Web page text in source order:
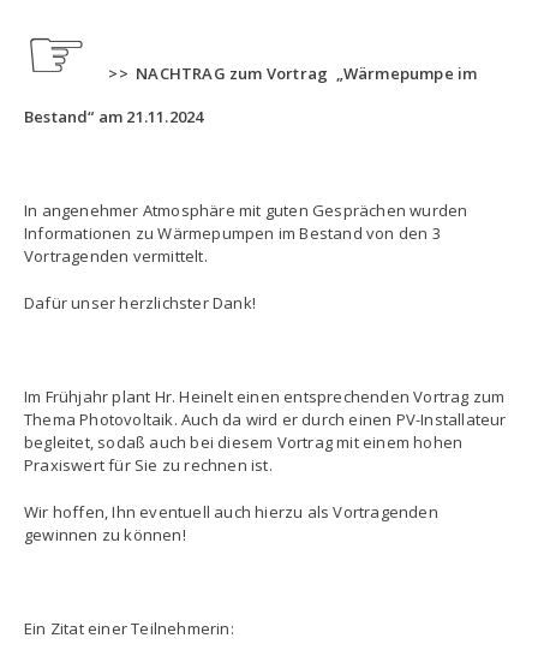
☞
>> NACHTRAG zum Vortrag „Wärmepumpe im
Bestand“ am 21.11.2024
In angenehmer Atmosphäre mit guten Gesprächen wurden
Informationen zu Wärmepumpen im Bestand von den 3
Vortragenden vermittelt.
Dafür unser herzlichster Dank!
Im Frühjahr plant Hr. Heinelt einen entsprechenden Vortrag zum
Thema Photovoltaik. Auch da wird er durch einen PV-Installateur
begleitet, sodaß auch bei diesem Vortrag mit einem hohen
Praxiswert für Sie zu rechnen ist.
Wir hoffen, Ihn eventuell auch hierzu als Vortragenden
gewinnen zu können!
Ein Zitat einer Teilnehmerin: